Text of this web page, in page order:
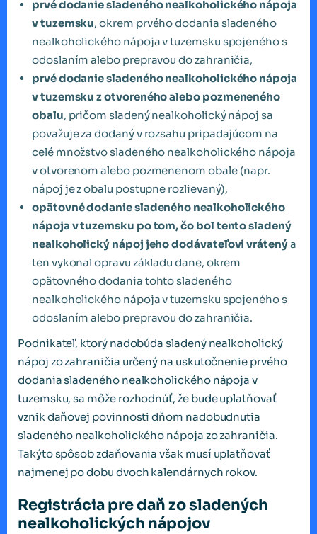
prvé dodanie sladeného nealkoholického nápoja
v tuzemsku, okrem prvého dodania sladeného
nealkoholického nápoja v tuzemsku spojeného s
odoslaním alebo prepravou do zahraničia,
prvé dodanie sladeného nealkoholického nápoja
v tuzemsku z otvoreného alebo pozmeneného
obalu, pričom sladený nealkoholický nápoj sa
považuje za dodaný v rozsahu pripadajúcom na
celé množstvo sladeného nealkoholického nápoja
v otvorenom alebo pozmenenom obale (napr.
nápoj je z obalu postupne rozlievaný),
opätovné dodanie sladeného nealkoholického
nápoja v tuzemsku po tom, čo bol tento sladený
nealkoholický nápoj jeho dodávateľovi vrátenýa
ten vykonal opravu základu dane, okrem
opätovného dodania tohto sladeného
nealkoholického nápoja v tuzemsku spojeného s
odoslaním alebo prepravou do zahraničia.
Podnikateľ, ktorý nadobúda sladený nealkoholický
nápoj zo zahraničia určený na uskutočnenie prvého
dodania sladeného nealkoholického nápoja v
tuzemsku, sa môže rozhodnúť, že bude uplatňovať
vznik daňovej povinnosti dňom nadobudnutia
sladeného nealkoholického nápoja zo zahraničia.
Takýto spôsob zdaňovania však musí uplatňovať
najmenej po dobu dvoch kalendárnych rokov.
Registrácia pre daň zo sladených
nealkoholických nápojov